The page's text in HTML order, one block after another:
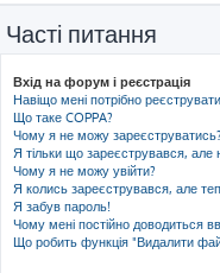
Часті питання
Вхід на форум і реєстрація
Навіщо мені потрібно
Що таке COPPA?
Чому я не можу зареєструватись?
Я тільки що зареєструвався, але
Чому я не можу увійти?
Я колись зареєструвався, але
Я забув пароль!
Чому мені постійно доводиться
Що робить функція "Видалити